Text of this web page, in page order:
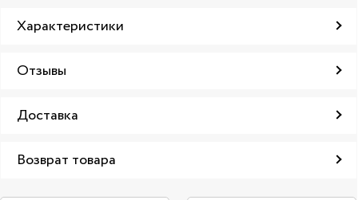
Характеристики
Отзывы
Доставка
Возврат товара